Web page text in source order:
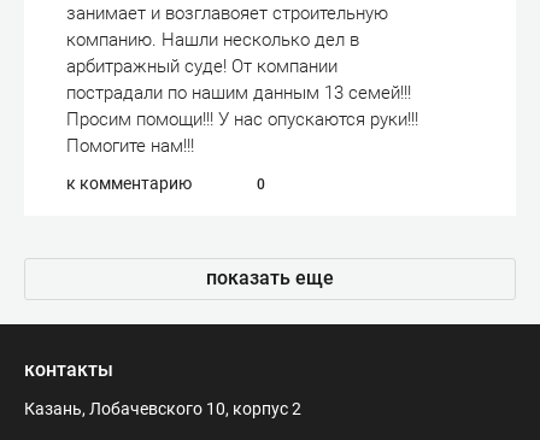
занимает и возглавояет строительную
компанию. Нашли несколько дел в
арбитражный суде! От компании
пострадали по нашим данным 13 семей!!!
Просим помощи!!! У нас опускаются руки!!!
Помогите нам!!!
к комментарию 0
показать еще
контакты
Казань, Лобачевского 10, корпус 2